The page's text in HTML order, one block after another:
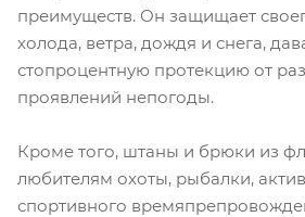
преимуществ. Он защищает
холода, ветра, дождя и снега,
стопроцентную протекцию от
проявлений непогоды.
Кроме того, штаны и брюки из
любителям охоты, рыбалки,
спортивного